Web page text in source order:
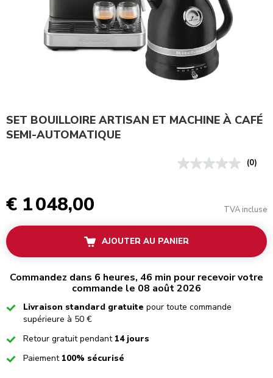
SET BOUILLOIRE ARTISAN ET MACHINE À CAFÉ
SEMI-AUTOMATIQUE
(0)
€ 1 048,00 TVA incluse
AJOUTER AU PANIER
Commandez dans 6 heures, 46 min pour recevoir votre
commande le 08 août 2026
CheckedLivraison standard gratuite pour toute commande
supérieure à 50 €
CheckedRetour gratuit pendant 14 jours
CheckedPaiement 100% sécurisé